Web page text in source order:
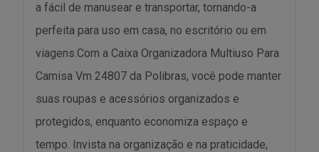
a fácil de manusear e transportar, tornando-a
perfeita para uso em casa, no escritório ou em
viagens.Com a Caixa Organizadora Multiuso Para
Camisa Vm 24807 da Polibras, você pode manter
suas roupas e acessórios organizados e
protegidos, enquanto economiza espaço e
tempo. Invista na organização e na praticidade,